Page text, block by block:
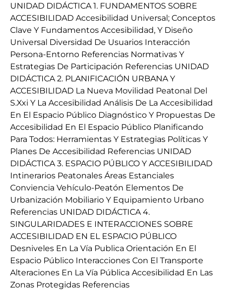
UNIDAD DIDÁCTICA 1. FUNDAMENTOS SOBRE
ACCESIBILIDAD Accesibilidad Universal; Conceptos
Clave Y Fundamentos Accesibilidad, Y Diseño
Universal Diversidad De Usuarios Interacción
Persona-Entorno Referencias Normativas Y
Estrategias De Participación Referencias UNIDAD
DIDÁCTICA 2. PLANIFICACIÓN URBANA Y
ACCESIBILIDAD La Nueva Movilidad Peatonal Del
S.Xxi Y La Accesibilidad Análisis De La Accesibilidad
En El Espacio Público Diagnóstico Y Propuestas De
Accesibilidad En El Espacio Público Planificando
Para Todos: Herramientas Y Estrategias Políticas Y
Planes De Accesibilidad Referencias UNIDAD
DIDÁCTICA 3. ESPACIO PÚBLICO Y ACCESIBILIDAD
Intinerarios Peatonales Áreas Estanciales
Conviencia Vehículo-Peatón Elementos De
Urbanización Mobiliario Y Equipamiento Urbano
Referencias UNIDAD DIDÁCTICA 4.
SINGULARIDADES E INTERACCIONES SOBRE
ACCESIBILIDAD EN EL ESPACIO PÚBLICO
Desniveles En La Vía Publica Orientación En El
Espacio Público Interacciones Con El Transporte
Alteraciones En La Vía Pública Accesibilidad En Las
Zonas Protegidas Referencias